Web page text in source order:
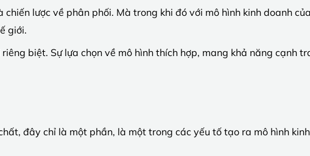
lược về phân phối. Mà trong khi đó với mô hình kinh doanh của
giới.
biệt. Sự lựa chọn về mô hình thích hợp, mang khả năng cạnh
đây chỉ là một phần, là một trong các yếu tố tạo ra mô hình